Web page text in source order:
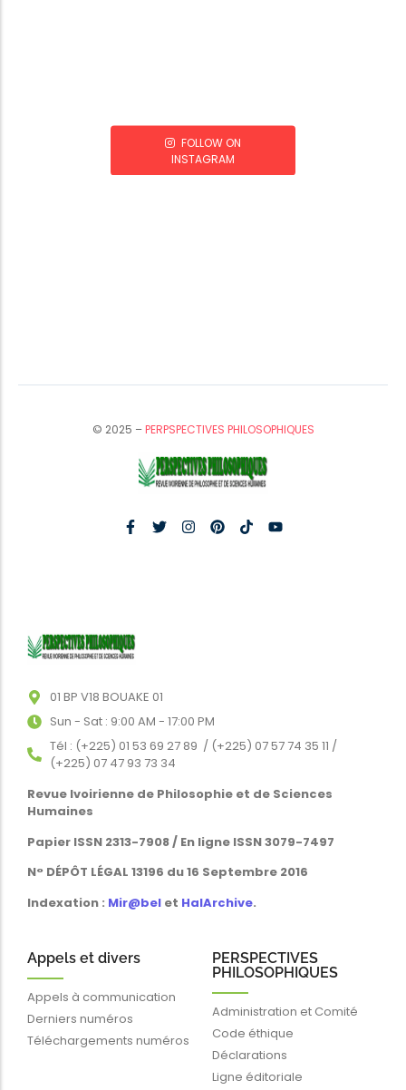
FOLLOW ON
INSTAGRAM
© 2025 –PERPSPECTIVES PHILOSOPHIQUES
01 BP V18 BOUAKE 01
Sun - Sat : 9:00 AM - 17:00 PM
Tél : (+225) 01 53 69 27 89 / (+225) 07 57 74 35 11 /
(+225) 07 47 93 73 34
Revue Ivoirienne de Philosophie et de Sciences
Humaines
Papier ISSN 2313-7908 / En ligne ISSN 3079-7497
N° DÉPÔT LÉGAL 13196 du 16 Septembre 2016
Indexation : Mir@bel et HalArchive.
Appels et divers
Appels à communication
Derniers numéros
Téléchargements numéros
PERSPECTIVES
PHILOSOPHIQUES
Administration et Comité
Code éthique
Déclarations
Ligne éditoriale